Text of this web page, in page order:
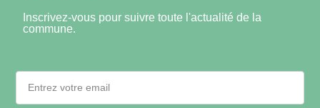
Inscrivez-vous pour suivre toute l'actualité de la
commune.